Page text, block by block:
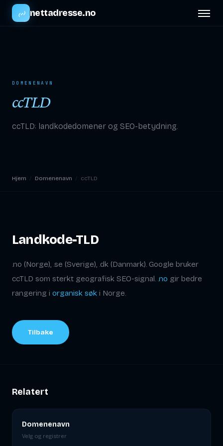
nettadresse.no
DOMENENAVN
ccTLD
ccTLD: landkodedomener og SEO-betydning.
Hjem Domenenavn ccTLD
Landkode-TLD
.no (Norge), .se (Sverige), .dk (Danmark). Google bruker
ccTLD som sterkt geografisk SEO-signal. .no gir bedre
rangering i organisk søk i Norge.
Tilbake
Relatert
Domenenavn
Velg og registrer